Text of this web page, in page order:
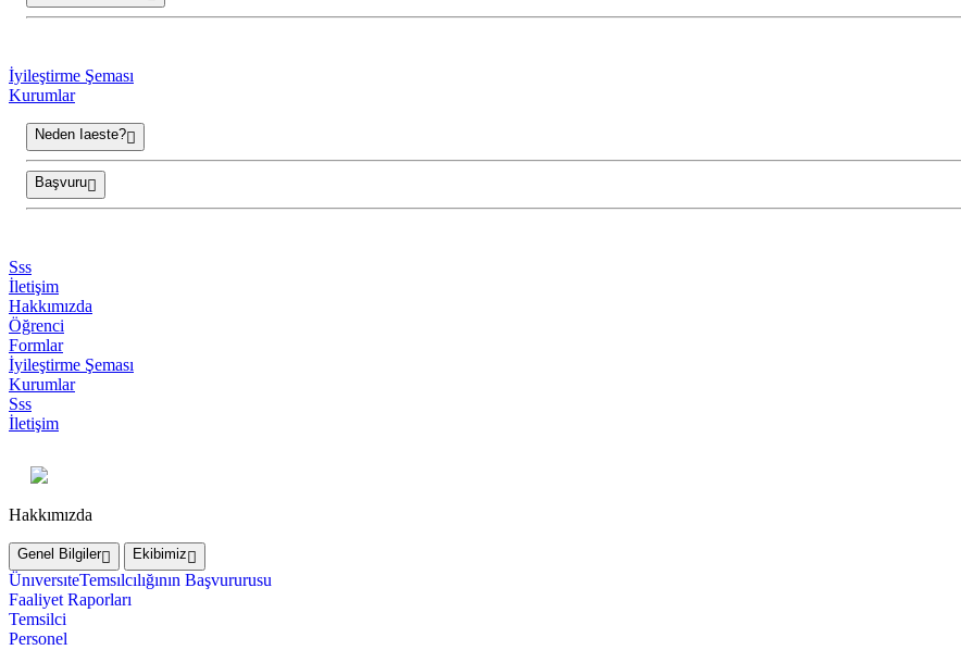
İyileştirme Şeması
Kurumlar
Neden Iaeste?
Başvuru
Sss
İletişim
Hakkımızda
Öğrenci
Formlar
İyileştirme Şeması
Kurumlar
Sss
İletişim
Hakkımızda
Genel Bilgiler Ekibimiz
ÜnıversıteTemsılcılığının Başvururusu
Faaliyet Raporları
Temsilci
Personel